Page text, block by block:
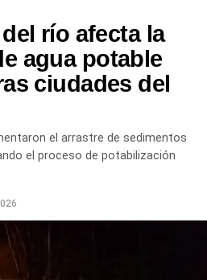
río afecta la
agua potable
ciudades del
el arrastre de sedimentos
el proceso de potabilización